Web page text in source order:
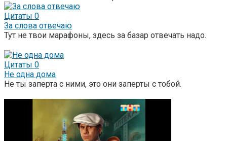
Цитаты 0
За слова отвечаю
Тут не твои марафоны, здесь за базар отвечать надо.
Цитаты 0
Не одна дома
Не ты заперта с ними, это они заперты с тобой.